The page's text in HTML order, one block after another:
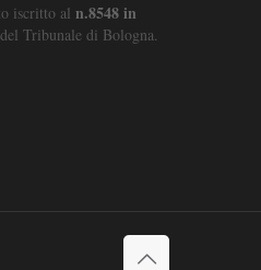
iscritto al n.8548 in
Tribunale di Bologna.